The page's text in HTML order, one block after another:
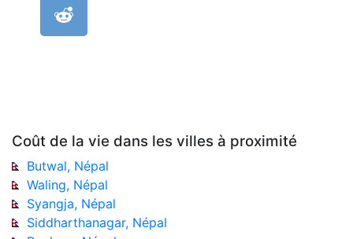
Coût de la vie dans les villes à proximité
Butwal, Népal
Waling, Népal
Syangja, Népal
Siddharthanagar, Népal